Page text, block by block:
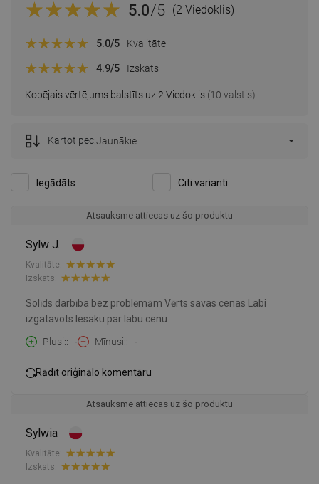
5.0/5 (2 Viedoklis)
Kopējais vērtējums balstīts uz 2 Viedoklis (10 valstis)
5.0/5 Kvalitāte
4.9/5 Izskats
Iegādāts Citi varianti
Kārtot pēc:Jaunākie
Atsauksme attiecas uz šo produktu
Sylw J.
Kvalitāte:
Izskats:
Solīds darbība bez problēmām Vērts savas cenas Labi
izgatavots Iesaku par labu cenu
Plusi:
- Mīnusi: -
Rādīt oriģinālo komentāru
Atsauksme attiecas uz šo produktu
Sylwia
Kvalitāte:
Izskats: